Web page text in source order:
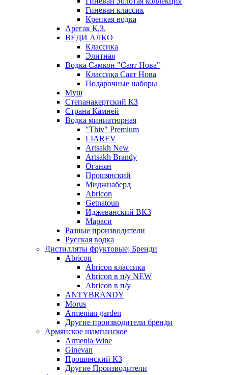
Гиневан классик
Крепкая водка
Арегак К.З.
ВЕДИ АЛКО
Классика
Элитная
Водка Самкон "Саят Нова"
Классика Саят Нова
Подарочные наборы
Муш
Степанакертский КЗ
Страна Камней
Водка миниатюрная
"Thiv" Premium
LIAREV
Artsakh New
Artsakh Brandy
Оганян
Прошянский
Миджнаберд
Abricon
Getnatoun
Иджеванский ВКЗ
Мараси
Разные производители
Русская водка
Дистилляты фруктовые; Бренди
Abricon
Abricon классика
Abricon в п/у NEW
Abricon в п/у
ANTYBRANDY
Morus
Armenian garden
Другие производители бренди
Армянское шампанское
Armenia Wine
Ginevan
Прошянский КЗ
Другие Производители